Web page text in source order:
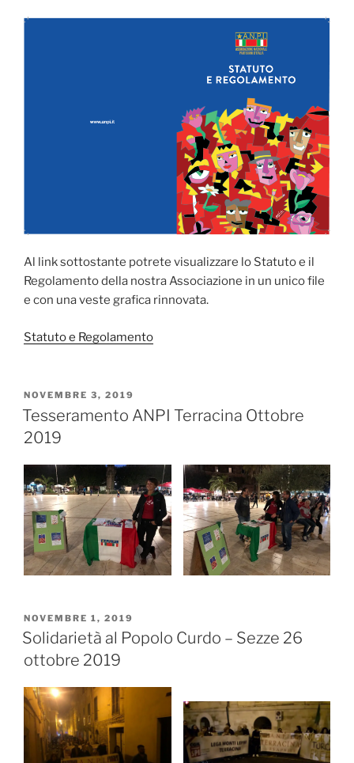
Al link sottostante potrete visualizzare lo Statuto e il
Regolamento della nostra Associazione in un unico file
e con una veste grafica rinnovata.
Statuto e Regolamento
PUBBLICATO
IL
NOVEMBRE 3, 2019
Tesseramento ANPI Terracina Ottobre
2019
PUBBLICATO
IL
NOVEMBRE 1, 2019
Solidarietà al Popolo Curdo – Sezze 26
ottobre 2019